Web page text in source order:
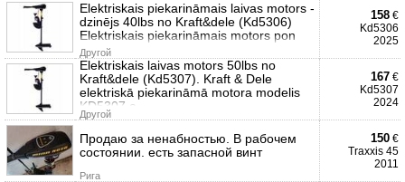
Elektriskais piekarināmais laivas motors -
dzinējs 40lbs no Kraft&dele (Kd5306)
Elektriskais piekarināmais motors pon
Другой
158 €
Kd5306
2025
Elektriskais laivas motors 50lbs no
Kraft&dele (Kd5307). Kraft & Dele
elektriskā piekarināmā motora modelis
KD5307 a
Другой
167 €
Kd5307
2024
Продаю за ненабностью. В рабочем
состоянии. есть запасной винт
Рига
150 €
Traxxis 45
2011